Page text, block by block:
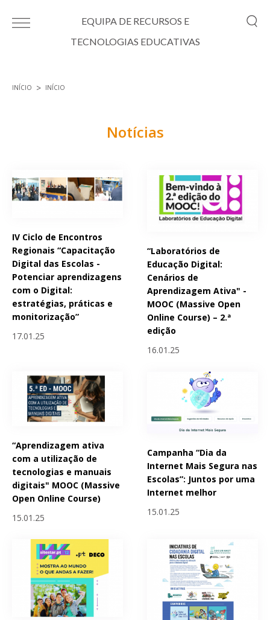
EQUIPA DE RECURSOS E
TECNOLOGIAS EDUCATIVAS
INÍCIO INÍCIO
Notícias
IV Ciclo de Encontros
Regionais “Capacitação
Digital das Escolas -
Potenciar aprendizagens
com o Digital:
estratégias, práticas e
monitorização”
17.01.25
“Laboratórios de
Educação Digital:
Cenários de
Aprendizagem Ativa" -
MOOC (Massive Open
Online Course) – 2.ª
edição
16.01.25
“Aprendizagem ativa
com a utilização de
tecnologias e manuais
digitais" MOOC (Massive
Open Online Course)
15.01.25
Campanha “Dia da
Internet Mais Segura nas
Escolas”: Juntos por uma
Internet melhor
15.01.25
Páginas